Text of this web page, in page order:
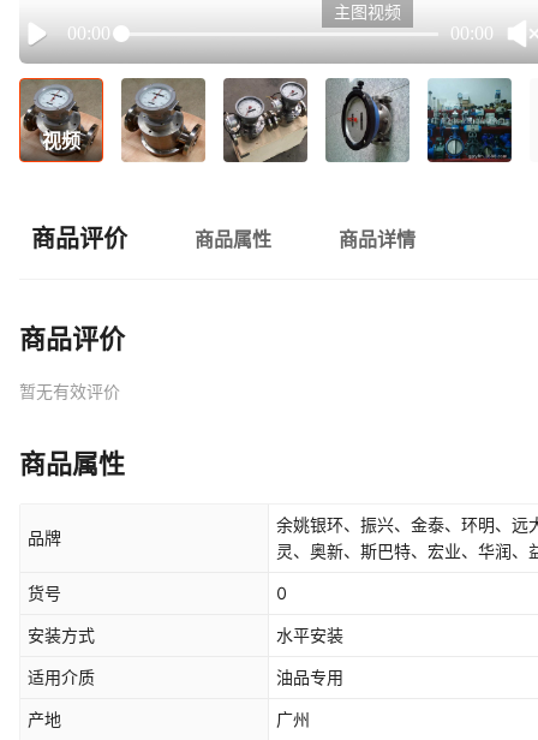
Play
00:00 00:00
主图视频
视频
商品评价 商品属性 商品详情
商品评价
暂无有效评价
商品属性
品牌
余姚银环、振兴、金泰、环明、远
灵、奥新、斯巴特、宏业、华润、
货号 0
安装方式 水平安装
适用介质 油品专用
产地 广州